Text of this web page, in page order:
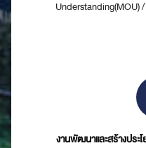
งานพัฒนาและสร้างประ